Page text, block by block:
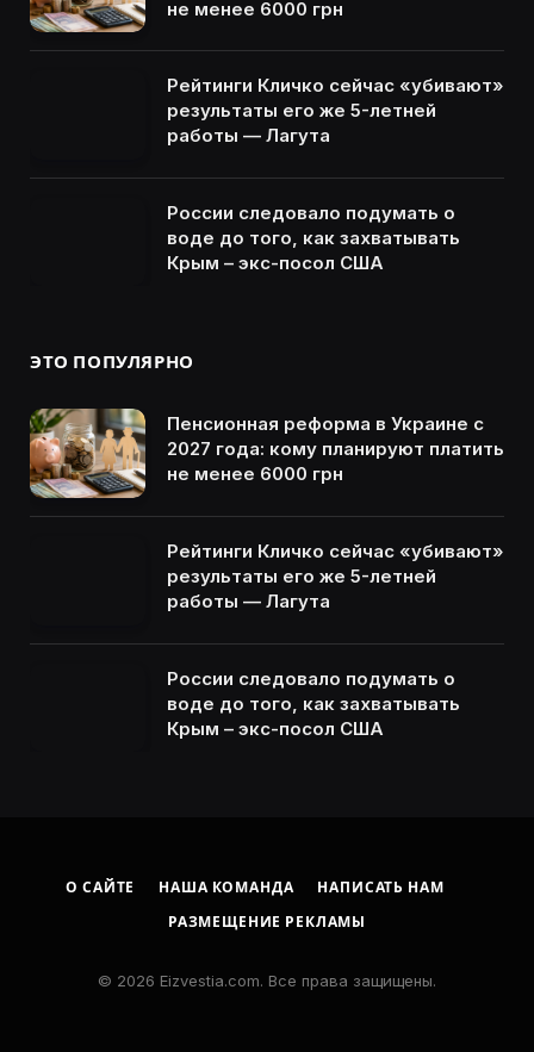
не менее 6000 грн
Рейтинги Кличко сейчас «убивают»
результаты его же 5-летней
работы — Лагута
России следовало подумать о
воде до того, как захватывать
Крым – экс-посол США
ЭТО ПОПУЛЯРНО
Пенсионная реформа в Украине с
2027 года: кому планируют платить
не менее 6000 грн
Рейтинги Кличко сейчас «убивают»
результаты его же 5-летней
работы — Лагута
России следовало подумать о
воде до того, как захватывать
Крым – экс-посол США
О САЙТЕ НАША КОМАНДА
НАПИСАТЬ НАМ
РАЗМЕЩЕНИЕ РЕКЛАМЫ
© 2026 Eizvestia.com. Все права защищены.